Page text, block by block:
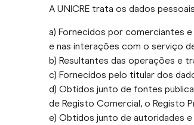
A UNICRE trata os dados
a) Fornecidos por comerciantes
e nas interações com o serviço
b) Resultantes das operações e
c) Fornecidos pelo titular dos
d) Obtidos junto de fontes
de Registo Comercial, o Registo
e) Obtidos junto de autoridades e